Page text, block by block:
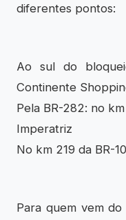
diferentes pontos:
Ao sul do
Continente
Pela BR-282: no
Imperatriz
No km 219 da BR-
Para quem vem